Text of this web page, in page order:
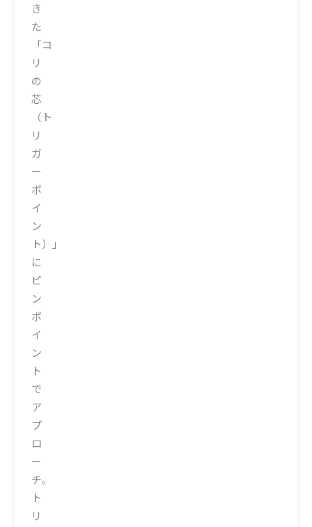
き
た
「コ
リ
の
芯
（ト
リ
ガ
ー
ポ
イ
ン
ト）」
に
ピ
ン
ポ
イ
ン
ト
で
ア
プ
ロ
ー
チ。
ト
リ